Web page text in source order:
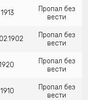
1913
Пропал без
вести
Пропал без
вести
Пропал без
вести
1910
Пропал без
вести